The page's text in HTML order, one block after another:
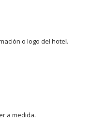
o logo del hotel.
a medida.